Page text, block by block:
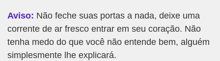
Aviso: Não feche suas portas a nada, deixe uma
corrente de ar fresco entrar em seu coração. Não
tenha medo do que você não entende bem, alguém
simplesmente lhe explicará.